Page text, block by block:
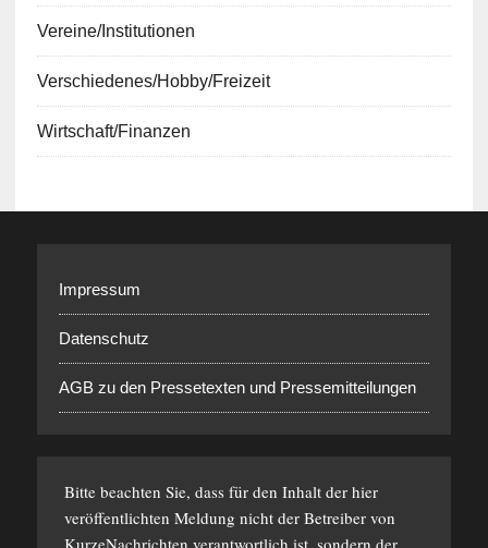
Vereine/Institutionen
Verschiedenes/Hobby/Freizeit
Wirtschaft/Finanzen
Impressum
Datenschutz
AGB zu den Pressetexten und Pressemitteilungen
Bitte beachten Sie, dass für den Inhalt der hier
veröffentlichten Meldung nicht der Betreiber von
KurzeNachrichten verantwortlich ist, sondern der